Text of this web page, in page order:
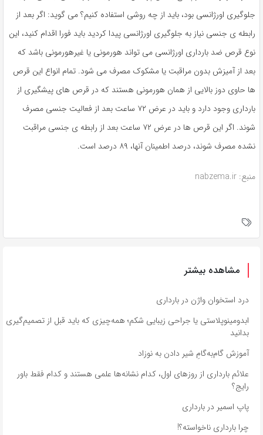
جلوگیری اورژانسی بود، باید از چه روشی استفاده کنیم؟ می گوید: اگر بعد از
رابطه ی جنسی نیاز به جلوگیری اورژانسی پیدا کردید باید فورا اقدام کنید، این
نوع قرص ضد بارداری اورژانسی می تواند هورمونی یا غیرهورمونی باشد که
بعد از آمیزش بدون مراقبت یا مشکوک مصرف می شود. تمام انواع این قرص
ها حاوی دوز بالایی از همان هورمونی هستند که در قرص های پیشگیری از
بارداری وجود دارد و باید در عرض ۷۲ ساعت بعد از فعالیت جنسی مصرف
شوند. اگر این قرص ها در عرض ۷۲ ساعت بعد از رابطه ی جنسی مراقبت
نشده مصرف شوند، درصد اطمینان آنها، ۸۹ درصد است.
منبع: nabzema.ir
مشاهده بیشتر
درد استخوان واژن در بارداری
ابدومینوپلاستی یا جراحی زیبایی شکم؛ همه‌چیزی که باید قبل از تصمیم‌گیری
بدانید
آموزش گام‌به‌گامِ شیر دادن به نوزاد
علائم بارداری از روزهای اول، کدام نشانه‌ها علمی هستند و کدام فقط باور
رایج؟
پاپ اسمیر در بارداری
چرا بارداری ناخواسته؟!